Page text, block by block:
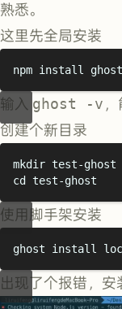
熟悉。
这里先全局安装
npm install
输入 ghost -v
创建个新目录
mkdir test-ghost
cd
test-ghost
使用脚手架安装
ghost install
出现了个报错，安